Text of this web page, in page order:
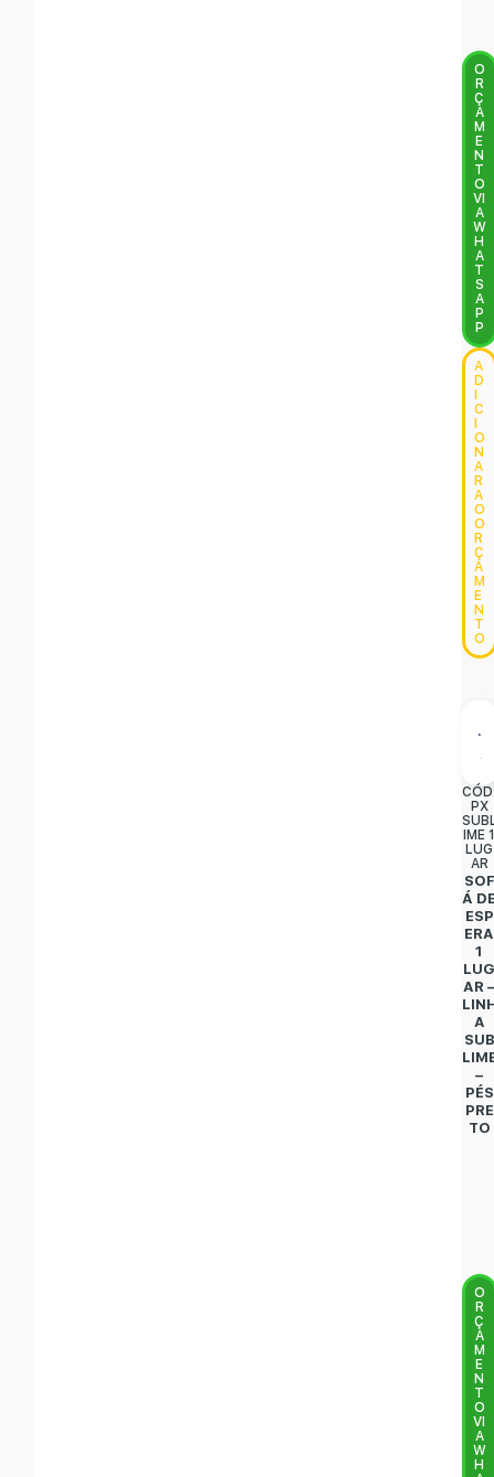
O
R
Ç
A
M
E
N
T
O
VI
A
W
H
A
T
S
A
P
P
A
D
C
O
N
A
R
A
O
O
R
Ç
A
M
E
N
T
O
PX
IME
LUG
AR
SOF
Á
ESP
ERA
1
AR
A
SUB
–
PÉS
PRE
TO
O
R
Ç
A
M
E
N
T
O
VI
A
W
H